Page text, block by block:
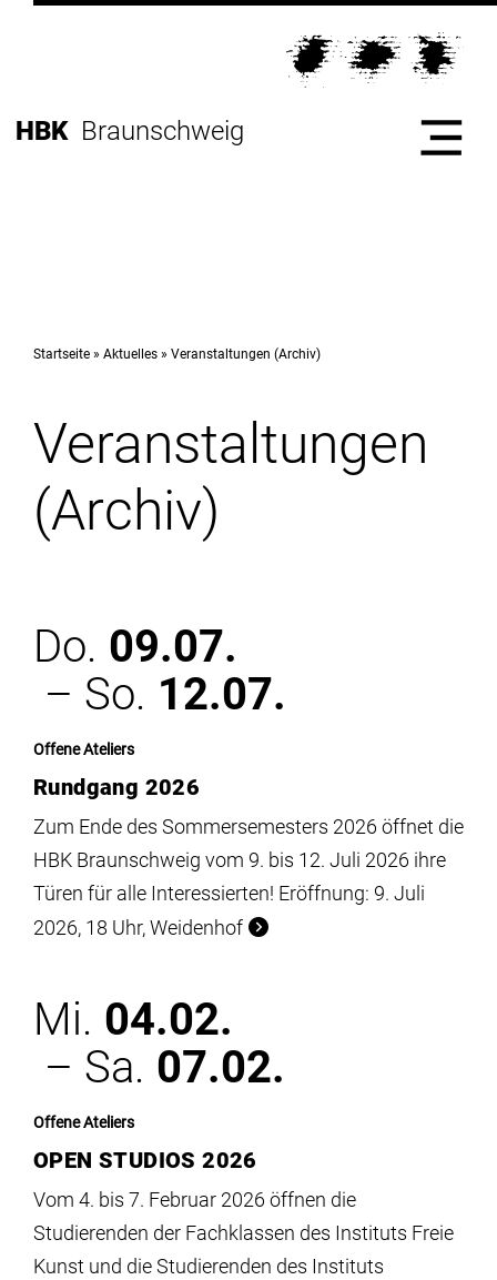
Inhalt
zur
Direkt
HBK Braunschweig
Hochschule
Studium
Institute
Infrastruktur
meinstudium
Startseite Aktuelles Veranstaltungen (Archiv)
Veranstaltungen
(Archiv)
Do. 09.07.
– So. 12.07.
Offene Ateliers
Rundgang 2026
Zum Ende des Sommersemesters 2026 öffnet die
HBK Braunschweig vom 9. bis 12. Juli 2026 ihre
Türen für alle Interessierten! Eröffnung: 9. Juli
2026, 18 Uhr, Weidenhof
Mi. 04.02.
– Sa. 07.02.
Offene Ateliers
OPEN STUDIOS 2026
Vom 4. bis 7. Februar 2026 öffnen die
Studierenden der Fachklassen des Instituts Freie
Kunst und die Studierenden des Instituts